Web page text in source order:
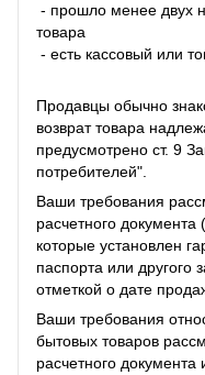
- прошло менее двух
товара
- есть кассовый или
Продавцы обычно
возврат товара
предусмотрено ст. 9
потребителей".
Ваши требования
расчетного документа
которые установлен
паспорта или другого
отметкой о дате
Ваши требования
бытовых товаров
расчетного документа